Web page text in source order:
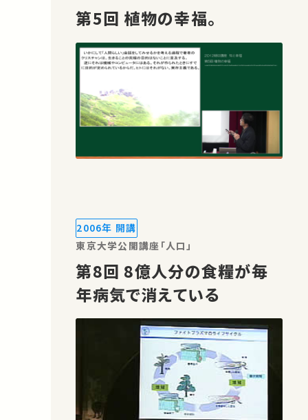
第5回 植物の幸福。
2006年 開講
東京大学公開講座「人口」
第8回 8億人分の食糧が毎
年病気で消えている